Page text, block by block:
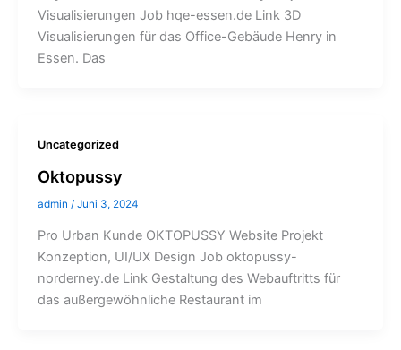
Visualisierungen Job hqe-essen.de Link 3D
Visualisierungen für das Office-Gebäude Henry in
Essen. Das
Uncategorized
Oktopussy
admin / Juni 3, 2024
Pro Urban Kunde OKTOPUSSY Website Projekt
Konzeption, UI/UX Design Job oktopussy-
norderney.de Link Gestaltung des Webauftritts für
das außergewöhnliche Restaurant im